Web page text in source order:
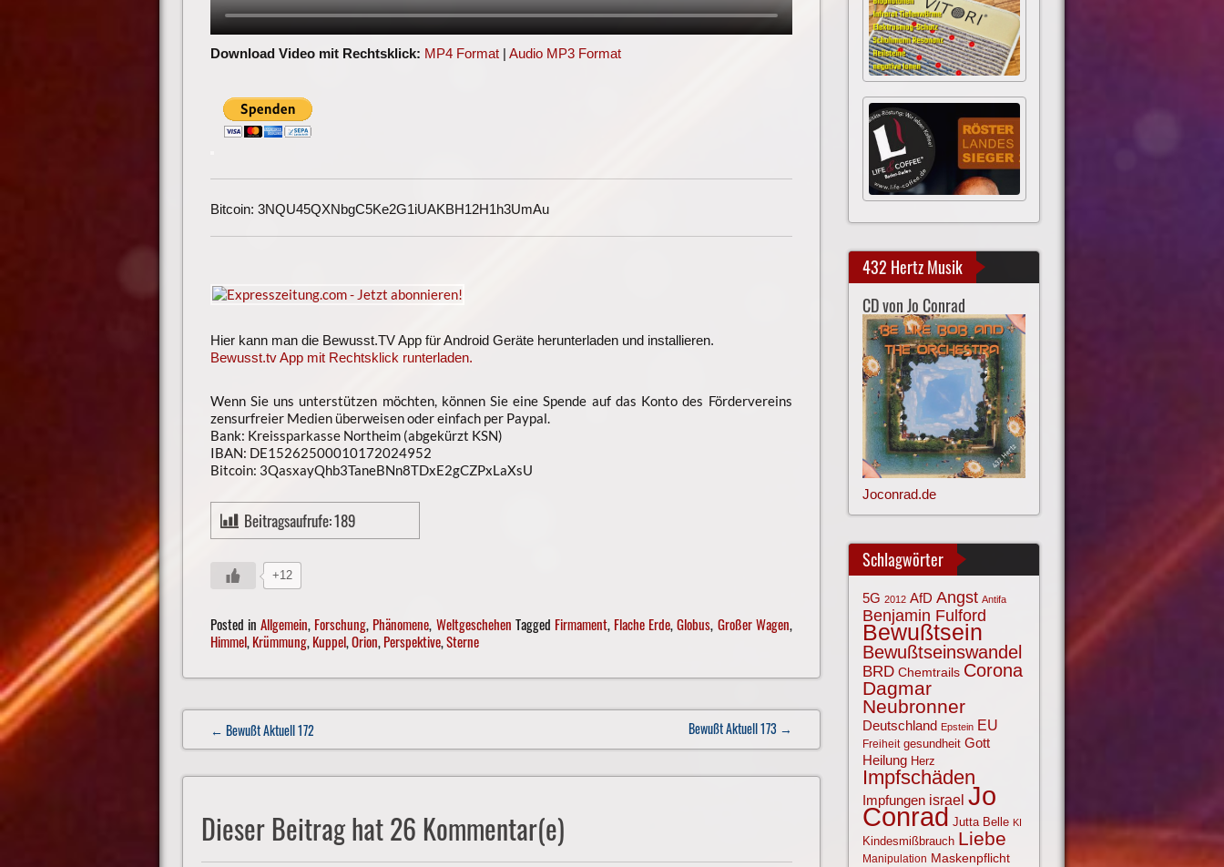
Download Video mit Rechtsklick: MP4 Format| Audio MP3 Format
Bitcoin: 3NQU45QXNbgC5Ke2G1iUAKBH12H1h3UmAu
Hier kann man die Bewusst.TV App für Android Geräte herunterladen und installieren.
Bewusst.tv App mit Rechtsklick runterladen.
Wenn Sie uns unterstützen möchten, können Sie eine Spende auf das Konto des Fördervereins
zensurfreier Medien überweisen oder einfach per Paypal.
Bank: Kreissparkasse Northeim (abgekürzt KSN)
IBAN: DE15262500010172024952
Bitcoin: 3QasxayQhb3TaneBNn8TDxE2gCZPxLaXsU
Beitragsaufrufe:189
+12
Posted in Allgemein, Forschung, Phänomene, Weltgeschehen Tagged Firmament, Flache Erde,Globus, Großer Wagen,
Himmel,Krümmung,Kuppel,Orion,Perspektive,Sterne
Post
navigation
← Bewußt Aktuell 172 Bewußt Aktuell 173 →
Dieser Beitrag hat 26 Kommentar(e)
432 Hertz Musik
CD von Jo Conrad
Joconrad.de
Schlagwörter
5G 2012 AfD Angst Antifa
Benjamin Fulford
Bewußtsein
Bewußtseinswandel
BRD Chemtrails Corona
Dagmar
Neubronner
Deutschland Epstein EU
Freiheit gesundheit Gott
Heilung Herz
Impfschäden
Impfungen israel Jo
Conrad Jutta Belle KI
Kindesmißbrauch Liebe
Manipulation Maskenpflicht